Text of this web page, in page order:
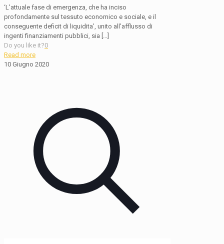
‘L’attuale fase di emergenza, che ha inciso
profondamente sul tessuto economico e sociale, e il
conseguente deficit di liquidita’, unito all’afflusso di
ingenti finanziamenti pubblici, sia […]
Do you like it?0
Read more
10 Giugno 2020